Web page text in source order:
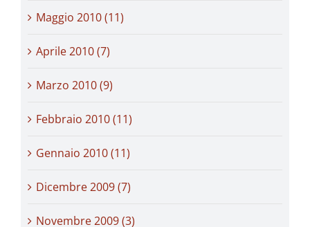
Maggio 2010 (11)
Aprile 2010 (7)
Marzo 2010 (9)
Febbraio 2010 (11)
Gennaio 2010 (11)
Dicembre 2009 (7)
Novembre 2009 (3)